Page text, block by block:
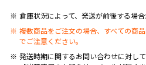
倉庫状況によって、発送が前後する場合
複数商品をご注文の場合、すべての商
でご注意ください。
発送時期に関するお問い合わせに対して